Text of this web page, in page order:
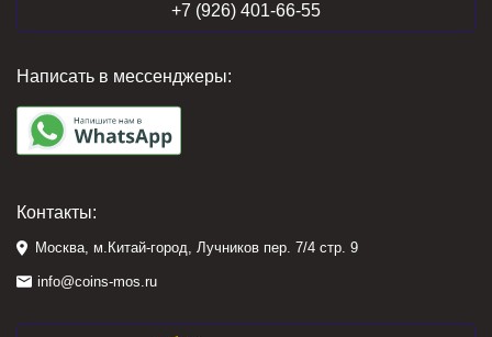
+7 (926) 401-66-55
Написать в мессенджеры:
Контакты:
Москва, м.Китай-город, Лучников пер. 7/4 стр. 9
info@coins-mos.ru